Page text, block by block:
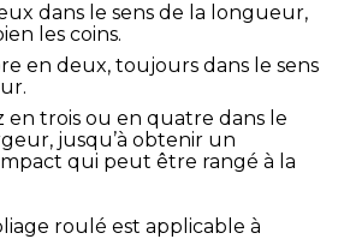
dans le sens de la longueur,
les coins.
en deux, toujours dans le sens
en trois ou en quatre dans le
jusqu’à obtenir un
qui peut être rangé à la
roulé est applicable à